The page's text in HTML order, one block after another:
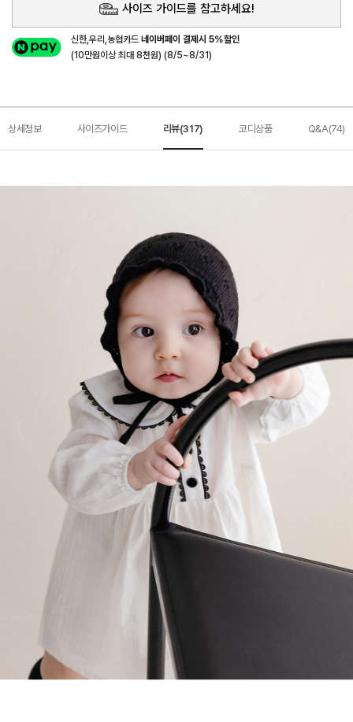
사이즈 가이드를 참고하세요!
신한,우리,농협카드네이버페이 결제시 5%할인
(10만원이상 최대 8천원) (8/5~8/31)
상세정보 사이즈가이드 리뷰(317) 코디상품 Q&A(74)